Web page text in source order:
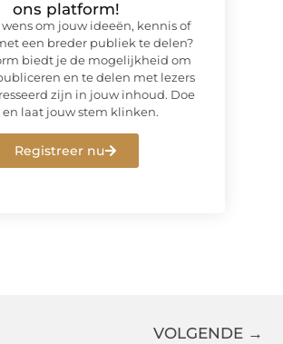
ons platform!
om jouw ideeën, kennis of
een breder publiek te delen?
biedt je de mogelijkheid om
en te delen met lezers
zijn in jouw inhoud. Doe
en laat jouw stem klinken.
Registreer nu
VOLGENDE →